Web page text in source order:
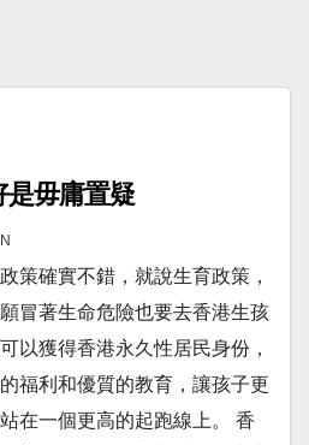
是毋庸置疑
策確實不錯，就說生育政策，
冒著生命危險也要去香港生孩
以獲得香港永久性居民身份，
福利和優質的教育，讓孩子更
在一個更高的起跑線上。 香